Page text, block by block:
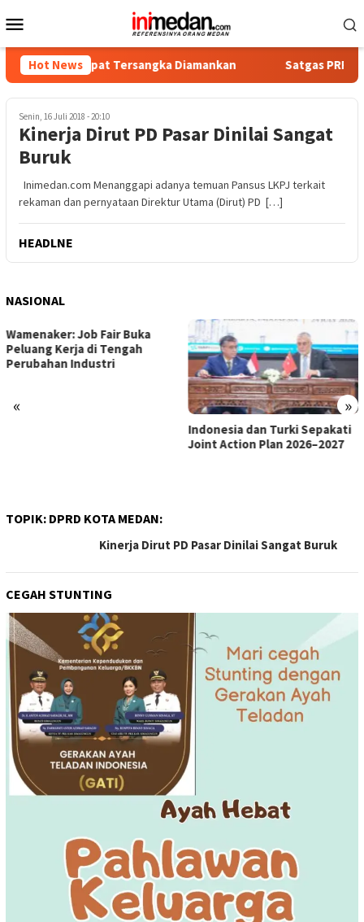
ke
Mobile
Hot News
Empat Tersangka Diamankan Satgas PRR Pacu
Senin, 16 Juli 2018 - 20:10
Kinerja Dirut PD Pasar Dinilai Sangat
Buruk
Inimedan.com Menanggapi adanya temuan Pansus LKPJ terkait
rekaman dan pernyataan Direktur Utama (Dirut) PD […]
HEADLNE
NASIONAL
« »
Satgas PRR Pacu Realisasi
Tambahan TKD Aceh Rp1,65
TOPIK: DPRD KOTA MEDAN:
Kinerja Dirut PD Pasar Dinilai Sangat Buruk
CEGAH STUNTING